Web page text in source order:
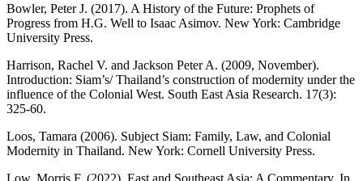
Bowler, Peter J. (2017). A History of the Future: Prophets of
Progress from H.G. Well to Isaac Asimov. New York: Cambridge
University Press.
Harrison, Rachel V. and Jackson Peter A. (2009, November).
Introduction: Siam’s/ Thailand’s construction of modernity under the
influence of the Colonial West. South East Asia Research. 17(3):
325-60.
Loos, Tamara (2006). Subject Siam: Family, Law, and Colonial
Modernity in Thailand. New York: Cornell University Press.
Low, Morris F. (2022). East and Southeast Asia: A Commentary. In